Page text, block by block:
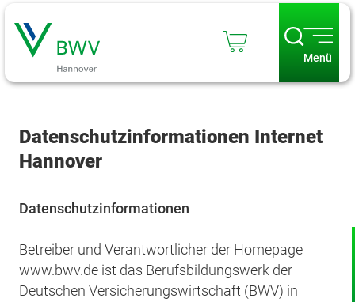
Menü
Datenschutzinformationen Internet
Hannover
Datenschutzinformationen
Betreiber und Verantwortlicher der Homepage
www.bwv.de ist das Berufsbildungswerk der
Deutschen Versicherungswirtschaft (BWV) in